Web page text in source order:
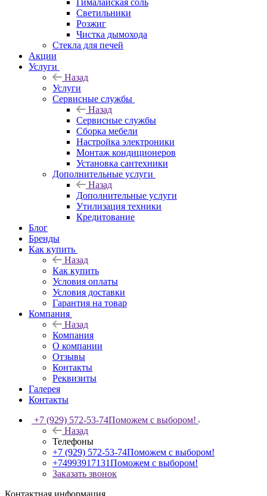
Гималайская соль
Светильники
Розжиг
Чистка дымохода
Стекла для печей
Акции
Услуги
Назад
Услуги
Сервисные службы
Назад
Сервисные службы
Сборка мебели
Настройка электроники
Монтаж кондиционеров
Установка сантехники
Дополнительные услуги
Назад
Дополнительные услуги
Утилизация техники
Кредитование
Блог
Бренды
Как купить
Назад
Как купить
Условия оплаты
Условия доставки
Гарантия на товар
Компания
Назад
Компания
О компании
Отзывы
Контакты
Реквизиты
Галерея
Контакты
+7 (929) 572-53-74Поможем с выбором!
Назад
Телефоны
+7 (929) 572-53-74Поможем с выбором!
+74993917131Поможем с выбором!
Заказать звонок
Контактная информация